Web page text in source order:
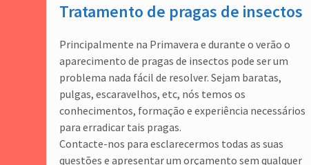
Tratamento de pragas de insectos
Principalmente na Primavera e durante o verão o
aparecimento de pragas de insectos pode ser um
problema nada fácil de resolver. Sejam baratas,
pulgas, escaravelhos, etc, nós temos os
conhecimentos, formação e experiência necessários
para erradicar tais pragas.
Contacte-nos para esclarecermos todas as suas
questões e apresentar um orçamento sem qualquer